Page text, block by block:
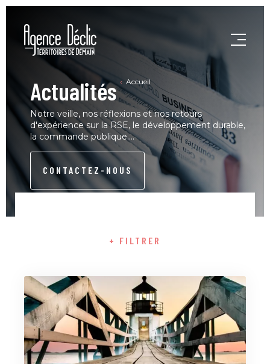
Accueil
Actualités
Notre veille, nos réflexions et nos retours
d'expérience sur la RSE, le développement durable,
la commande publique....
CONTACTEZ-NOUS
+ FILTRER